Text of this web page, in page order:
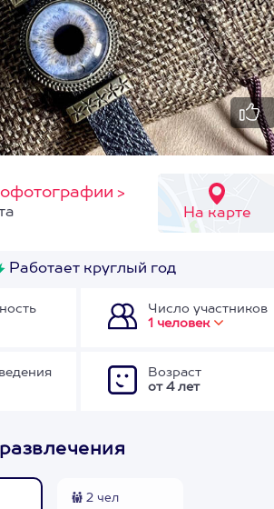
>
На карте
Работает круглый год
Число участников
1 человек
Возраст
от 4 лет
2 чел